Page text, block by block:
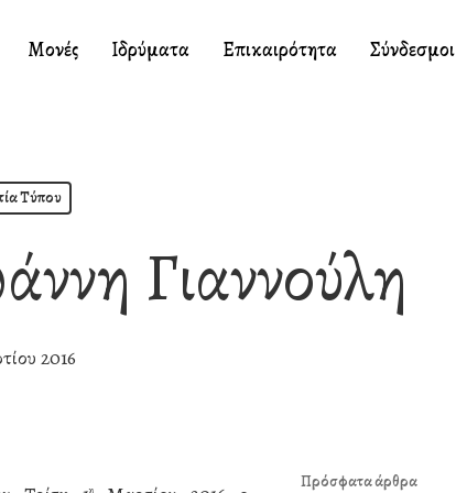
Μονές Ιδρύματα Επικαιρότητα Σύνδεσμοι
Τύπου
Γιαννούλη
2016
η Πρόσφατα άρθρα